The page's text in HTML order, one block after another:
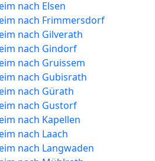
nach Elsen
nach Frimmersdorf
nach Gilverath
nach Gindorf
nach Gruissem
nach Gubisrath
nach Gürath
nach Gustorf
nach Kapellen
nach Laach
nach Langwaden